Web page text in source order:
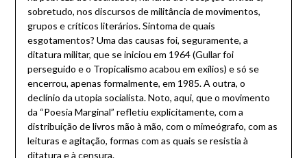
sobretudo, nos discursos de militância de movimentos,
grupos e críticos literários. Sintoma de quais
esgotamentos? Uma das causas foi, seguramente, a
ditatura militar, que se iniciou em 1964 (Gullar foi
perseguido e o Tropicalismo acabou em exílios) e só se
encerrou, apenas formalmente, em 1985. A outra, o
declínio da utopia socialista. Noto, aqui, que o movimento
da “Poesia Marginal” refletiu explicitamente, com a
distribuição de livros mão à mão, com o mimeógrafo, com as
leituras e agitação, formas com as quais se resistia à
ditatura e à censura.